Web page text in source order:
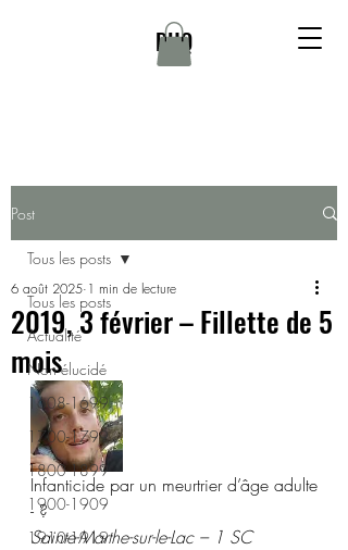
DHQ
Post
Tous les posts
Actualité
Non élucidé
1608-1699
1700-1799
1800-1899
1900-1909
1910-1919
Tous les posts
2019, 3 février – Fillette de 5
mois
6 août 2025 1 min de lecture
Infanticide par un meurtrier d’âge adulte
- ?
Sainte-Marthe-sur-le-Lac – 1 SC